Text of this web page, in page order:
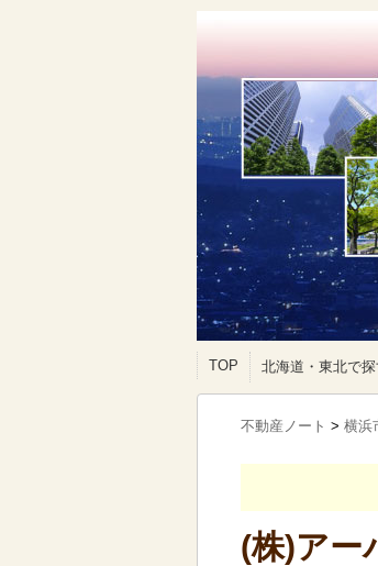
TOP 北海道・東北で探
不動産ノート > 横浜
(株)アー